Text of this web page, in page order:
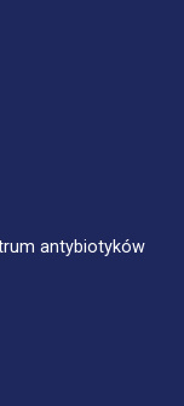
antybiotyków